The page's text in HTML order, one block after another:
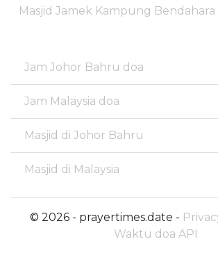
Masjid Jamek Kampung Bendahara
Jam Johor Bahru doa
Jam Malaysia doa
Masjid di Johor Bahru
Masjid di Malaysia
© 2026 - prayertimes.date -
Waktu doa API